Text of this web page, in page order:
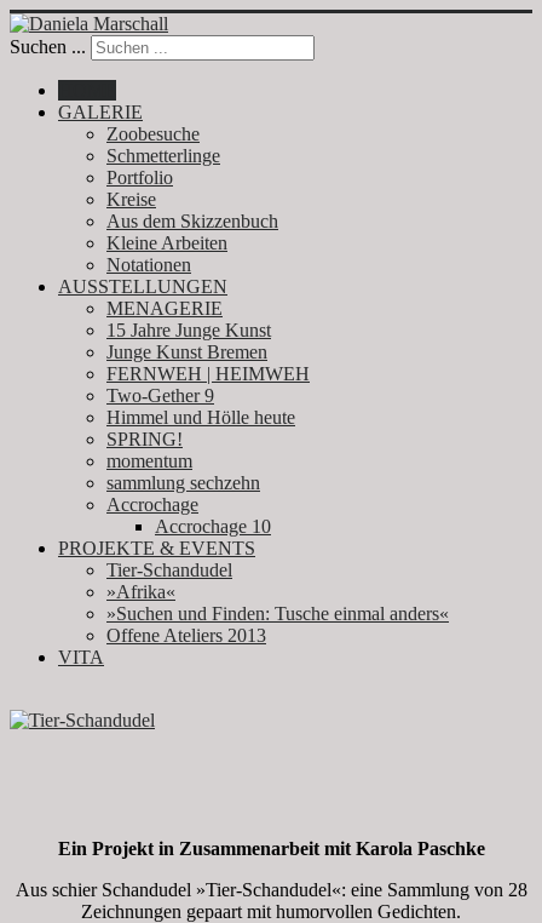
Suchen ...
GALERIE
Zoobesuche
Schmetterlinge
Portfolio
Kreise
Aus dem Skizzenbuch
Kleine Arbeiten
Notationen
AUSSTELLUNGEN
MENAGERIE
15 Jahre Junge Kunst
Junge Kunst Bremen
FERNWEH | HEIMWEH
Two-Gether 9
Himmel und Hölle heute
SPRING!
momentum
sammlung sechzehn
Accrochage
Accrochage 10
PROJEKTE & EVENTS
Tier-Schandudel
»Afrika«
»Suchen und Finden: Tusche einmal anders«
Offene Ateliers 2013
VITA
Ein Projekt in Zusammenarbeit mit Karola Paschke
Aus schier Schandudel »Tier-Schandudel«: eine Sammlung von 28
Zeichnungen gepaart mit humorvollen Gedichten.